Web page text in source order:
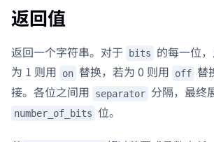
返回值
返回一个字符串。对于 bits
的每一位
为 1 则用
on 替换，若为 0 则用 off 替
接。各位之间用
separator 分隔，最终
number_of_bits 位。